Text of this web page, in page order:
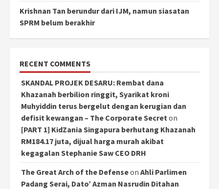
Krishnan Tan berundur dari IJM, namun siasatan
SPRM belum berakhir
RECENT COMMENTS
SKANDAL PROJEK DESARU: Rembat dana
Khazanah berbilion ringgit, Syarikat kroni
Muhyiddin terus bergelut dengan kerugian dan
defisit kewangan – The Corporate Secret on
[PART 1] KidZania Singapura berhutang Khazanah
RM184.17 juta, dijual harga murah akibat
kegagalan Stephanie Saw CEO DRH
The Great Arch of the Defenseon Ahli Parlimen
Padang Serai, Dato’ Azman Nasrudin Ditahan